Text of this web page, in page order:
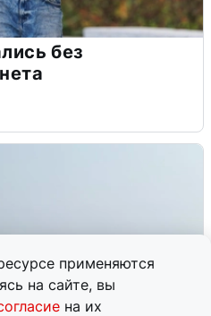
применяются
на сайте, вы
на их
без